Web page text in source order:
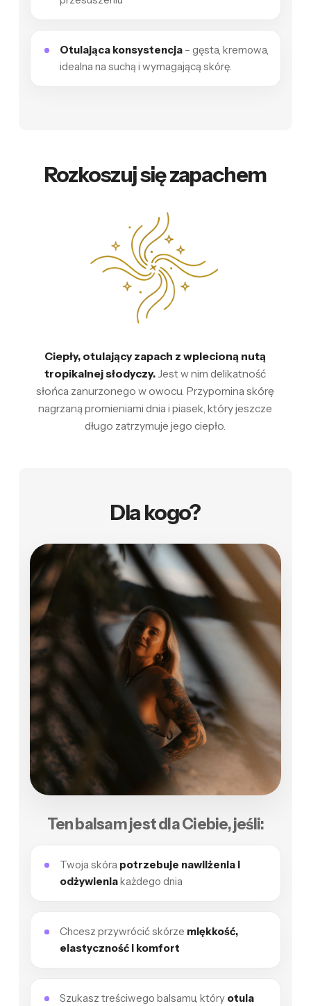
Otulająca konsystencja– gęsta, kremowa,
idealna na suchą i wymagającą skórę.
Rozkoszuj się zapachem
Ciepły, otulający zapach z wplecioną nutą
tropikalnej słodyczy.Jest w nim delikatność
słońca zanurzonego w owocu. Przypomina skórę
nagrzaną promieniami dnia i piasek, który jeszcze
długo zatrzymuje jego ciepło.
Dla kogo?
Ten balsam jest dla Ciebie, jeśli:
Twoja skóra potrzebuje nawilżenia i
odżywieniakażdego dnia
Chcesz przywrócić skórze miękkość,
elastyczność i komfort
Szukasz treściwego balsamu, który otula